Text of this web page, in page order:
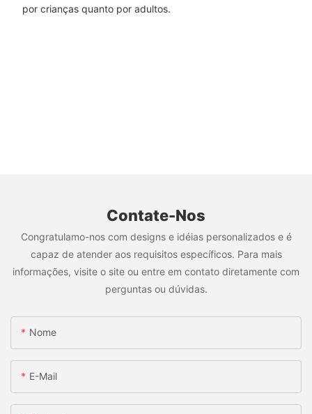
por crianças quanto por adultos.
Contate-Nos
Congratulamo-nos com designs e idéias personalizados e é
capaz de atender aos requisitos específicos. Para mais
informações, visite o site ou entre em contato diretamente com
perguntas ou dúvidas.
Nome
E-Mail